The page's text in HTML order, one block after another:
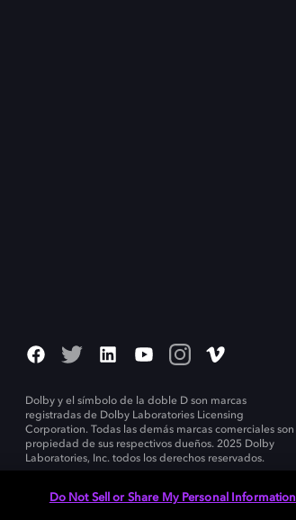
Dolby y el símbolo de la doble D son marcas
registradas de Dolby Laboratories Licensing
Corporation. Todas las demás marcas comerciales son
propiedad de sus respectivos dueños. 2025 Dolby
Laboratories, Inc. todos los derechos reservados.
Do Not Sell or Share My Personal Information